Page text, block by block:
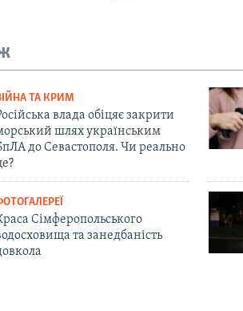
ТА КРИМ
влада обіцяє закрити
шлях українським
до Севастополя. Чи реально
Сімферопольського
та занедбаність